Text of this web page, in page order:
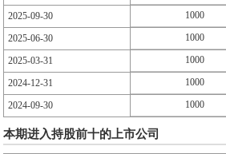
2025-09-30 1000
2025-06-30 1000
2025-03-31 1000
2024-12-31 1000
2024-09-30 1000
本期进入持股前十的上市公司